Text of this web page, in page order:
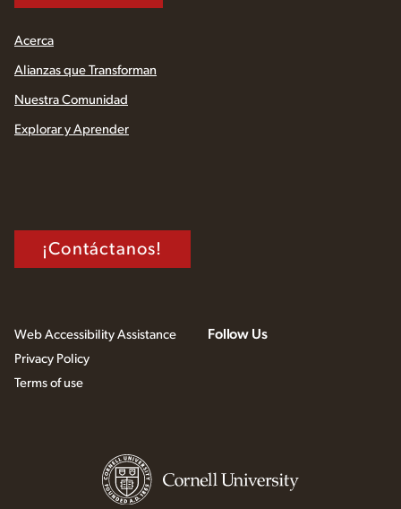
Acerca
Alianzas que Transforman
Nuestra Comunidad
Explorar y Aprender
¡Contáctanos!
Web Accessibility Assistance
Privacy Policy
Terms of use
Follow Us